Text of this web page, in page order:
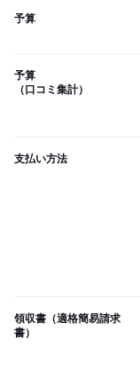
予算
予算
（口コミ集計）
支払い方法
領収書（適格簡易請求
書）